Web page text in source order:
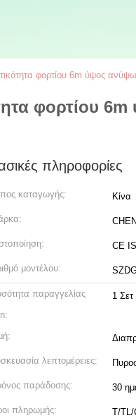
φορτίου 6m ύψος
φορτίου
πληροφορίες
καταγωγής: Κίνα
μοντέλου:
παραγγελίας
1 Σετ
λεπτομέρειες:
παράδοσης: 30
πληρωμής: T/TL/